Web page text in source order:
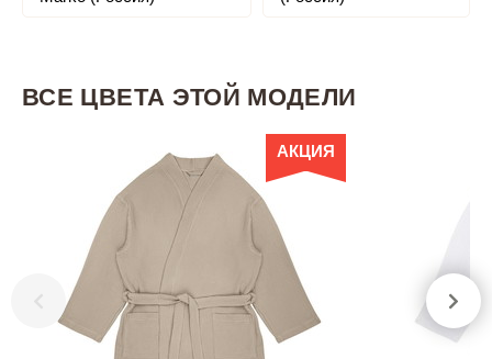
ВСЕ ЦВЕТА ЭТОЙ МОДЕЛИ
АКЦИЯ